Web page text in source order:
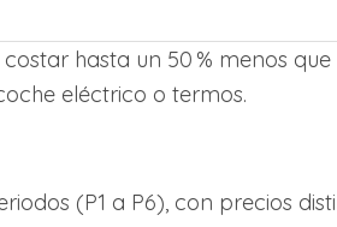
hasta un 50 % menos
eléctrico o termos.
(P1 a P6), con precios